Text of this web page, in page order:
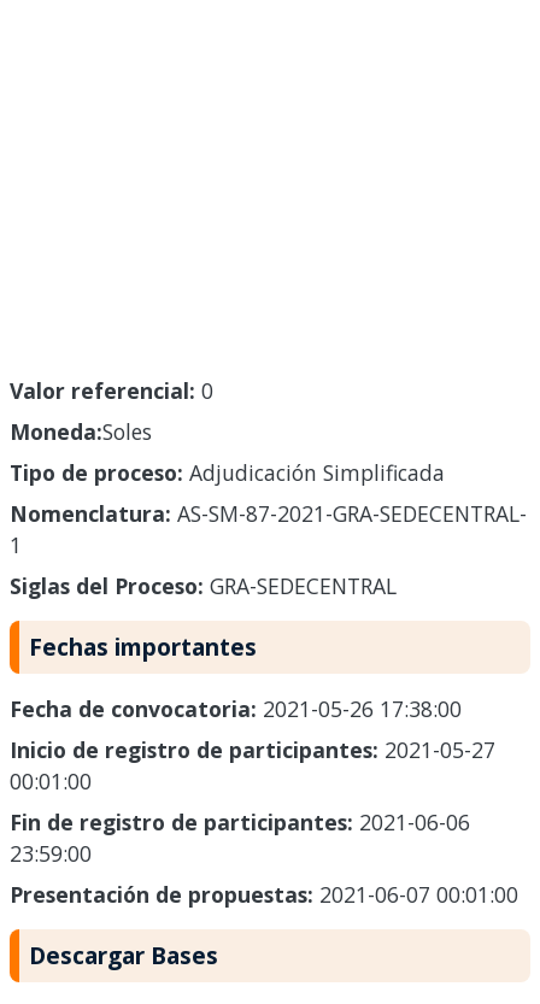
Valor referencial: 0
Moneda:Soles
Tipo de proceso: Adjudicación Simplificada
Nomenclatura: AS-SM-87-2021-GRA-SEDECENTRAL-
1
Siglas del Proceso: GRA-SEDECENTRAL
Fechas importantes
Fecha de convocatoria: 2021-05-26 17:38:00
Inicio de registro de participantes: 2021-05-27
00:01:00
Fin de registro de participantes: 2021-06-06
23:59:00
Presentación de propuestas: 2021-06-07 00:01:00
Descargar Bases